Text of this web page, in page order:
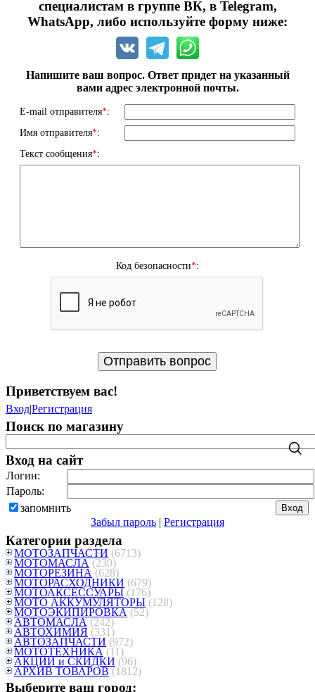
специалистам в группе ВК, в Telegram,
WhatsApp, либо используйте форму ниже:
Напишите ваш вопрос. Ответ придет на указанный
вами адрес электронной почты.
E-mail отправителя*:
Имя отправителя*:
Текст сообщения*:
Код безопасности*:
Приветствуем вас!
Вход|Регистрация
Поиск по магазину
Вход на сайт
Логин:
Пароль:
запомнить
Забыл пароль | Регистрация
Категории раздела
МОТОЗАПЧАСТИ (6713)
МОТОМАСЛА (230)
МОТОРЕЗИНА (628)
МОТОРАСХОДНИКИ (679)
МОТОАКСЕССУАРЫ (176)
МОТО АККУМУЛЯТОРЫ (128)
МОТОЭКИПИРОВКА (52)
АВТОМАСЛА (242)
АВТОХИМИЯ (331)
АВТОЗАПЧАСТИ (972)
МОТОТЕХНИКА (11)
АКЦИИ и СКИДКИ (96)
АРХИВ ТОВАРОВ (1812)
Выберите ваш город: